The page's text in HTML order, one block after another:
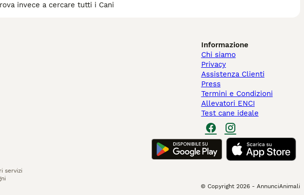
invece a cercare tutti i Cani
Informazione
Chi siamo
Privacy
Assistenza Clienti
Press
Termini e Condizioni
Allevatori ENCI
Test cane ideale
servizi
© Copyright 2026 - AnnunciAnimali